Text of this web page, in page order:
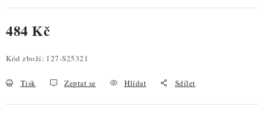
484 Kč
Kód zboží: 127-S25321
Tisk Zeptat se Hlídat Sdílet